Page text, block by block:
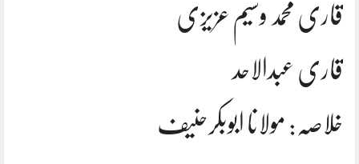
قاری محمد وسیم عزیزی
قاری عبدالاحد
خلاصہ: مولانا ابوبکرحنیف